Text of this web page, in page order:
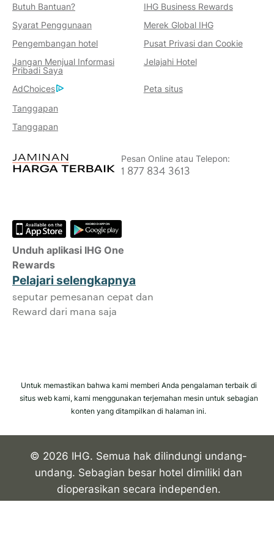
Butuh Bantuan?
IHG Business Rewards
Syarat Penggunaan
Merek Global IHG
Pengembangan hotel
Pusat Privasi dan Cookie
Jangan Menjual Informasi
Pribadi Saya
Jelajahi Hotel
AdChoices
Peta situs
Tanggapan
Tanggapan
Pesan Online atau Telepon:
1 877 834 3613
Unduh aplikasi IHG One
Rewards
Pelajari selengkapnya
seputar pemesanan cepat dan
Reward dari mana saja
Keuntungan Memesan Dengan
Kami
Kami menjanjikan Anda harga terendah
yang tersedia secara online, atau kami
lima kali lipat poin IHG® One Rewards,
hingga maksimum 40.000 poin.
Jaminan Reservasi Online
Kamar Anda dijamin.
apa pun untuk melakukan reservasi
langsung dengan kami.
Privasi Data dan Keamanan Situs
IHG memperlakukan privasi Anda secara
serius dan berusaha melindungi Anda.
Semua informasi pribadi yang Anda
berikan dienkripsi dan aman.
Untuk memastikan bahwa kami memberi Anda pengalaman terbaik di
situs web kami, kami menggunakan terjemahan mesin untuk sebagian
konten yang ditampilkan di halaman ini.
© 2026 IHG. Semua hak dilindungi undang-
undang. Sebagian besar hotel dimiliki dan
dioperasikan secara independen.